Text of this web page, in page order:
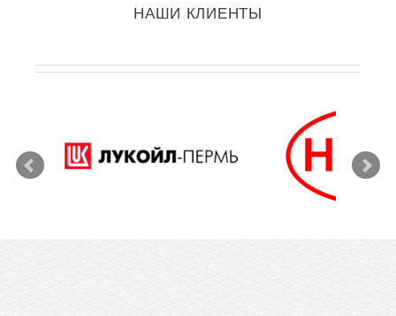
НАШИ КЛИЕНТЫ